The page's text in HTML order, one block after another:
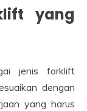
yang
jenis forklift
dengan
yang harus